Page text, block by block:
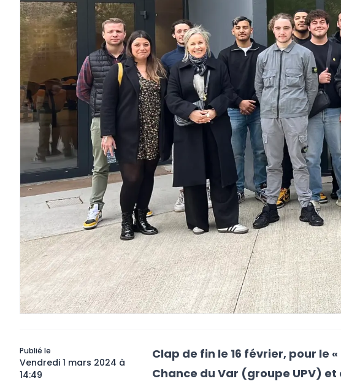
Publié le
Vendredi 1 mars 2024 à
14:49
Clap de fin le 16 février, pour le «
Chance du Var (groupe UPV) et